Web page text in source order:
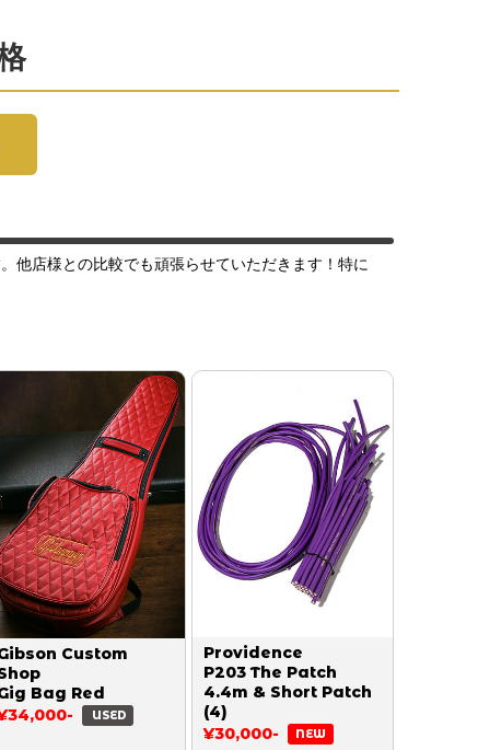
他店様との比較でも頑張らせていただきます！特に
Custom
Bag Red
USED
Providence
P203 The Patch
4.4m & Short Patch
(4)
¥30,000-
NEW